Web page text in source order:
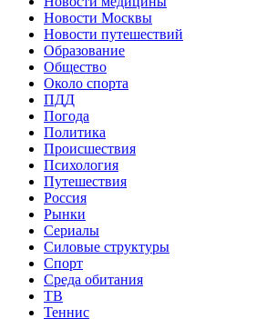
Новости Москвы
Новости путешествий
Образование
Общество
Около спорта
ПДД
Погода
Политика
Происшествия
Психология
Путешествия
Россия
Рынки
Сериалы
Силовые структуры
Спорт
Среда обитания
ТВ
Теннис